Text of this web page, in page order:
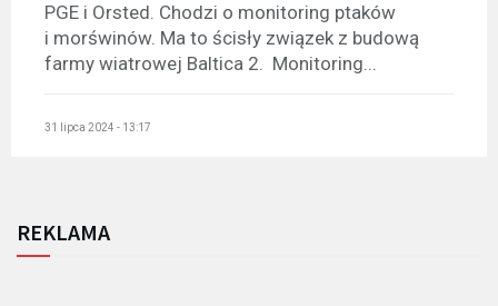
PGE i Orsted. Chodzi o monitoring ptaków
i morświnów. Ma to ścisły związek z budową
farmy wiatrowej Baltica 2. Monitoring...
31 lipca 2024 - 13:17
REKLAMA